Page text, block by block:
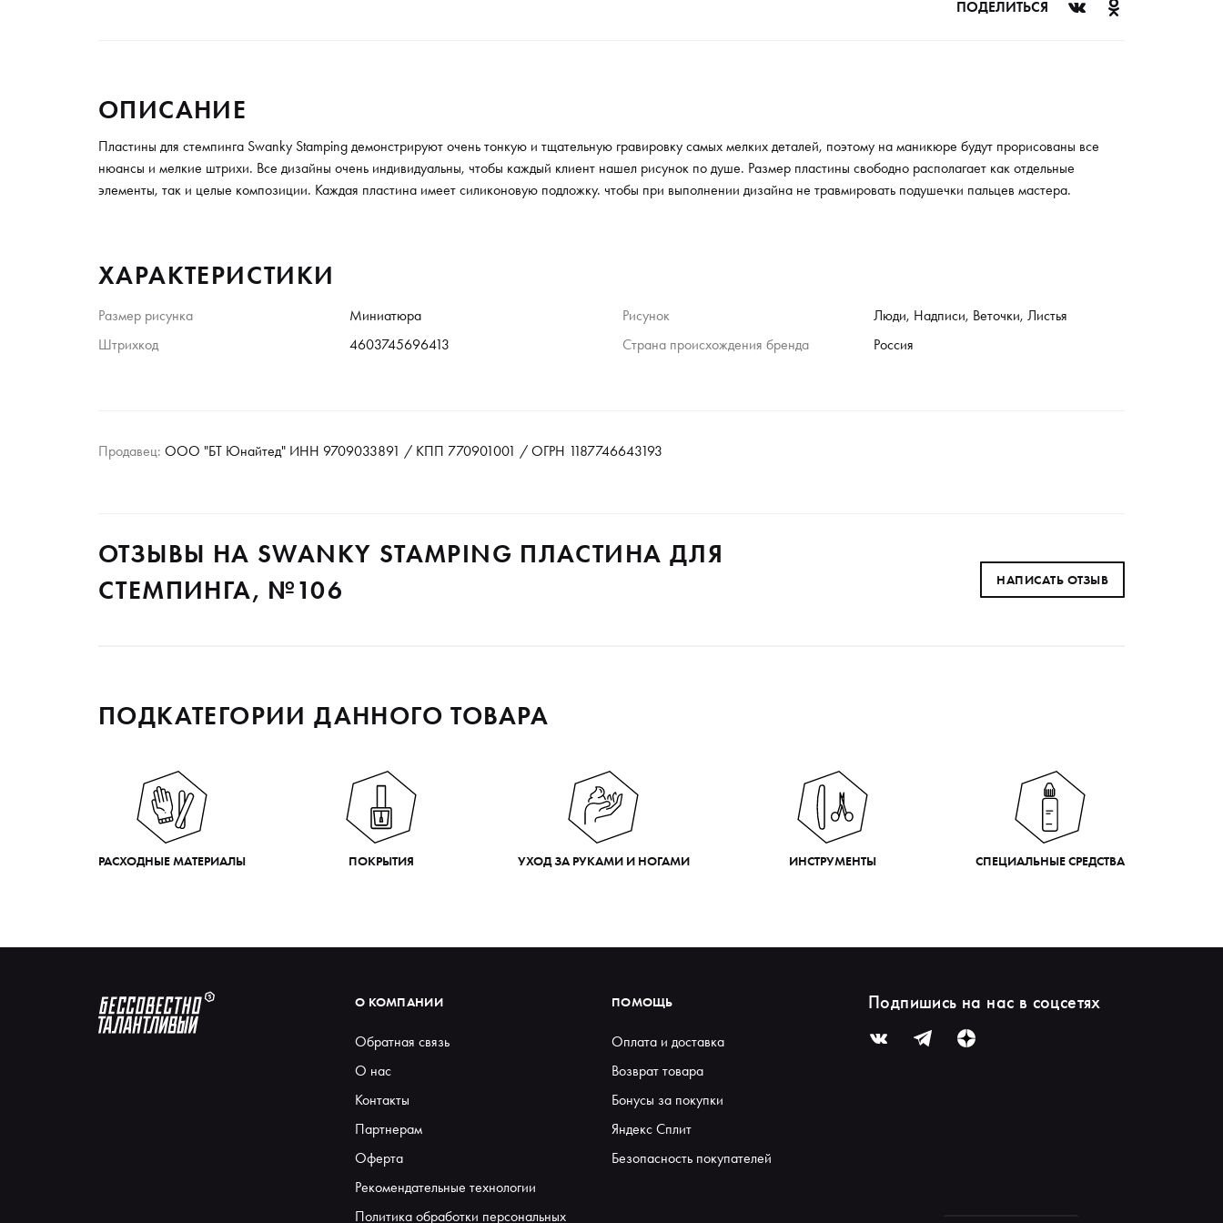
ПОДЕЛИТЬСЯ
ОПИСАНИЕ
Пластины для стемпинга Swanky Stamping демонстрируют очень тонкую и тщательную гравировку самых мелких деталей, поэтому на маникюре будут прорисованы все
нюансы и мелкие штрихи. Все дизайны очень индивидуальны, чтобы каждый клиент нашел рисунок по душе. Размер пластины свободно располагает как отдельные
элементы, так и целые композиции. Каждая пластина имеет силиконовую подложку. чтобы при выполнении дизайна не травмировать подушечки пальцев мастера.
ХАРАКТЕРИСТИКИ
Размер рисунка Миниатюра Рисунок
Люди, Надписи, Веточки, Листья
Штрихкод
4603745696413 Страна происхождения бренда Россия
Продавец: ООО "БТ Юнайтед" ИНН 9709033891 / КПП 770901001 / ОГРН 1187746643193
ОТЗЫВЫ НА SWANKY STAMPING ПЛАСТИНА ДЛЯ
СТЕМПИНГА, №106
НАПИСАТЬ ОТЗЫВ
ПОДКАТЕГОРИИ ДАННОГО ТОВАРА
РАСХОДНЫЕ МАТЕРИАЛЫ ПОКРЫТИЯ УХОД ЗА РУКАМИ И НОГАМИ ИНСТРУМЕНТЫ СПЕЦИАЛЬНЫЕ СРЕДСТВА
О КОМПАНИИ
Обратная связь
О нас
Контакты
Партнерам
Оферта
Рекомендательные технологии
Политика обработки персональных
ПОМОЩЬ
Оплата и доставка
Возврат товара
Бонусы за покупки
Яндекс Сплит
Безопасность покупателей
Подпишись на нас в соцсетях